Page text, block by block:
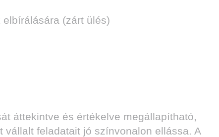
(zárt ülés)
áttekintve és értékelve megállapítható,
feladatait jó színvonalon ellássa. A